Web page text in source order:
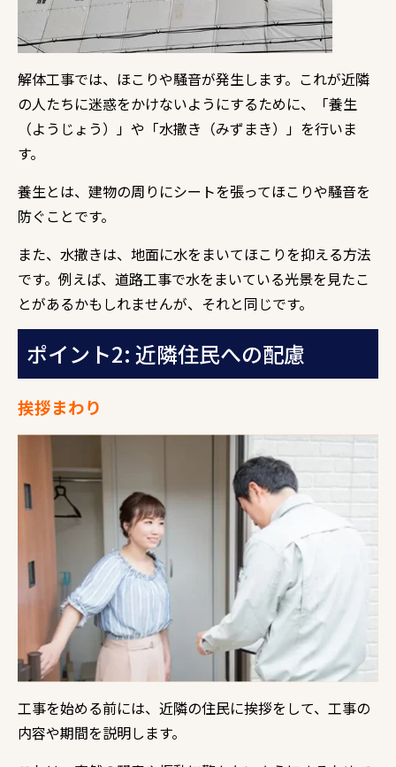
解体工事では、ほこりや騒音が発生します。これが近隣
の人たちに迷惑をかけないようにするために、「養生
（ようじょう）」や「水撒き（みずまき）」を行いま
す。
養生とは、建物の周りにシートを張ってほこりや騒音を
防ぐことです。
また、水撒きは、地面に水をまいてほこりを抑える方法
です。例えば、道路工事で水をまいている光景を見たこ
とがあるかもしれませんが、それと同じです。
ポイント2: 近隣住民への配慮
挨拶まわり
工事を始める前には、近隣の住民に挨拶をして、工事の
内容や期間を説明します。